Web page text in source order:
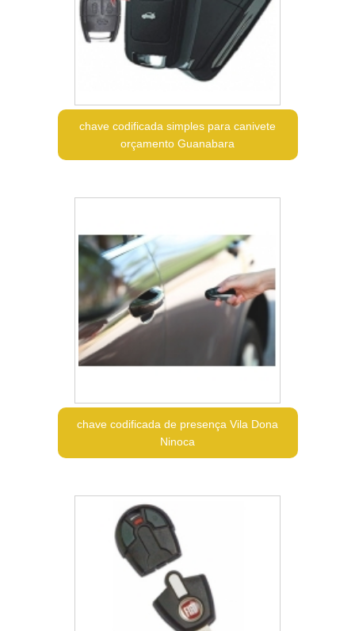
chave codificada simples para canivete
orçamento Guanabara
chave codificada de presença Vila Dona
Ninoca